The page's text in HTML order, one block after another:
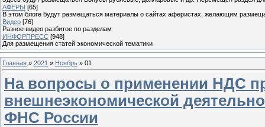
АФЕРЫ [65]
В этом блоге будут размещаться материалы о сайтах аферистах, желающим
Видео [76]
Разное видео разбитое по разделам
ИНФОРПРЕСС [948]
Для размещения статей экономической тематики
Главная » 2021 » Ноябрь » 01
На вопросы о применении НДС
внешнеэкономической
ФНС России